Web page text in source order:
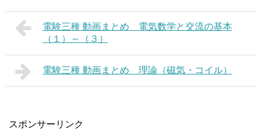
電験三種 動画まとめ 電気数学と交流の基本
（１）～（３）
電験三種 動画まとめ 理論（磁気・コイル）
スポンサーリンク